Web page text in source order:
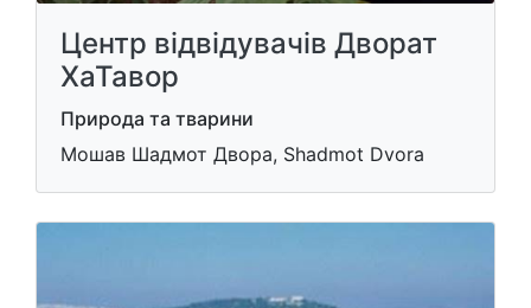
Центр відвідувачів Дворат
ХаТавор
Природа та тварини
Мошав Шадмот Двора, Shadmot Dvora